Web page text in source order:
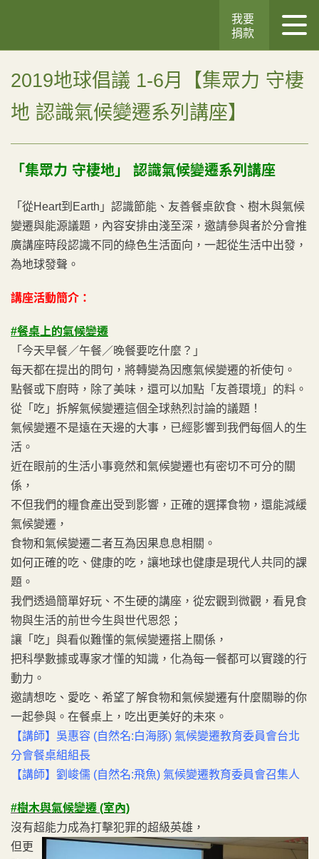
我要
捐款
2019地球倡議 1-6月【集眾力 守棲
地 認識氣候變遷系列講座】
「集眾力 守棲地」 認識氣候變遷系列講座
「從Heart到Earth」認識節能、友善餐桌飲食、樹木與氣候
變遷與能源議題，內容安排由淺至深，邀請參與者於分會推
廣講座時段認識不同的綠色生活面向，一起從生活中出發，
為地球發聲。
講座活動簡介：
#餐桌上的氣候變遷
「今天早餐／午餐／晚餐要吃什麼？」
每天都在提出的問句，將轉變為因應氣候變遷的祈使句。
點餐或下廚時，除了美味，還可以加點「友善環境」的料。
從「吃」拆解氣候變遷這個全球熱烈討論的議題！
氣候變遷不是遠在天邊的大事，已經影響到我們每個人的生
活。
近在眼前的生活小事竟然和氣候變遷也有密切不可分的關
係，
不但我們的糧食產出受到影響，正確的選擇食物，還能減緩
氣候變遷，
食物和氣候變遷二者互為因果息息相關。
如何正確的吃、健康的吃，讓地球也健康是現代人共同的課
題。
我們透過簡單好玩、不生硬的講座，從宏觀到微觀，看見食
物與生活的前世今生與世代恩怨；
讓「吃」與看似難懂的氣候變遷搭上關係，
把科學數據或專家才懂的知識，化為每一餐都可以實踐的行
動力。
邀請想吃、愛吃、希望了解食物和氣候變遷有什麼關聯的你
一起參與。在餐桌上，吃出更美好的未來。
【講師】吳惠容 (自然名:白海豚) 氣候變遷教育委員會台北
分會餐桌組組長
【講師】劉峻儒 (自然名:飛魚) 氣候變遷教育委員會召集人
#樹木與氣候變遷 (室內)
沒有超能力成為打擊犯罪的超級英雄，
但更